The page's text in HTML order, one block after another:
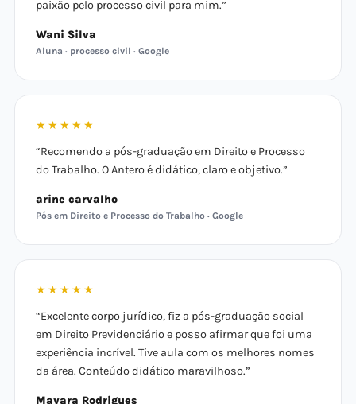
paixão pelo processo civil para mim.”
Wani Silva
Aluna · processo civil · Google
★★★★★
“Recomendo a pós-graduação em Direito e Processo
do Trabalho. O Antero é didático, claro e objetivo.”
arine carvalho
Pós em Direito e Processo do Trabalho · Google
★★★★★
“Excelente corpo jurídico, fiz a pós-graduação social
em Direito Previdenciário e posso afirmar que foi uma
experiência incrível. Tive aula com os melhores nomes
da área. Conteúdo didático maravilhoso.”
Mayara Rodrigues